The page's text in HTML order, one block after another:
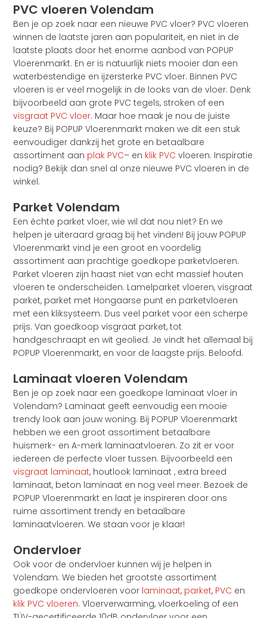
PVC vloeren Volendam
Ben je op zoek naar een nieuwe PVC vloer? PVC vloeren
winnen de laatste jaren aan populariteit, en niet in de
laatste plaats door het enorme aanbod van POPUP
Vloerenmarkt. En er is natuurlijk niets mooier dan een
waterbestendige en ijzersterke PVC vloer. Binnen PVC
vloeren is er veel mogelijk in de looks van de vloer. Denk
bijvoorbeeld aan grote PVC tegels, stroken of een
visgraat PVC vloer. Maar hoe maak je nou de juiste
keuze? Bij POPUP Vloerenmarkt maken we dit een stuk
eenvoudiger dankzij het grote en betaalbare
assortiment aan plak PVC– en klik PVC vloeren. Inspiratie
nodig? Bekijk dan snel al onze nieuwe PVC vloeren in de
winkel.
Parket Volendam
Een échte parket vloer, wie wil dat nou niet? En we
helpen je uiteraard graag bij het vinden! Bij jouw POPUP
Vloerenmarkt vind je een groot en voordelig
assortiment aan prachtige goedkope parketvloeren.
Parket vloeren zijn haast niet van echt massief houten
vloeren te onderscheiden. Lamelparket vloeren, visgraat
parket, parket met Hongaarse punt en parketvloeren
met een kliksysteem. Dus veel parket voor een scherpe
prijs. Van goedkoop visgraat parket, tot
handgeschraapt en wit geolied. Je vindt het allemaal bij
POPUP Vloerenmarkt, en voor de laagste prijs. Beloofd.
Laminaat vloeren Volendam
Ben je op zoek naar een goedkope laminaat vloer in
Volendam? Laminaat geeft eenvoudig een mooie
trendy look aan jouw woning. Bij POPUP Vloerenmarkt
hebben we een groot assortiment betaalbare
huismerk- en A-merk laminaatvloeren. Zo zit er voor
iedereen de perfecte vloer tussen. Bijvoorbeeld een
visgraat laminaat, houtlook laminaat , extra breed
laminaat, beton laminaat en nog veel meer. Bezoek de
POPUP Vloerenmarkt en laat je inspireren door ons
ruime assortiment trendy en betaalbare
laminaatvloeren. We staan voor je klaar!
Ondervloer
Ook voor de ondervloer kunnen wij je helpen in
Volendam. We bieden het grootste assortiment
goedkope ondervloeren voor laminaat, parket, PVC en
klik PVC vloeren. Vloerverwarming, vloerkoeling of een